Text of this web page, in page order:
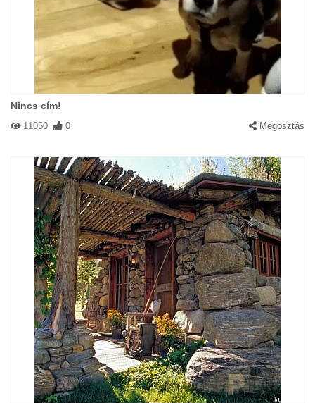
Nincs cím!
11050 0 Megosztás